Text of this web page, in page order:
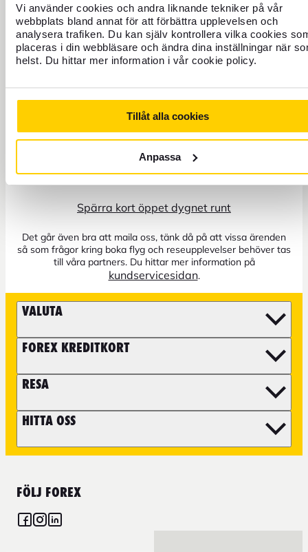
Vi använder cookies och andra liknande tekniker på vår
webbplats bland annat för att förbättra upplevelsen och
analysera trafiken. Du kan själv kontrollera vilka cookies
placeras i din webbläsare och ändra dina inställningar när
helst. Du hittar mer information i vår cookie policy.
Tillåt alla cookies
Anpassa
+46 771 22 22 21
Kundservice: Telefon vardagar 8–17
Spärra kort öppet dygnet runt
Det går även bra att maila oss, tänk då på att vissa ärenden
så som frågor kring boka flyg och reseupplevelser behöver tas
till våra partners. Du hittar mer information på
kundservicesidan.
VALUTA
FOREX KREDITKORT
RESA
HITTA OSS
FÖLJ FOREX